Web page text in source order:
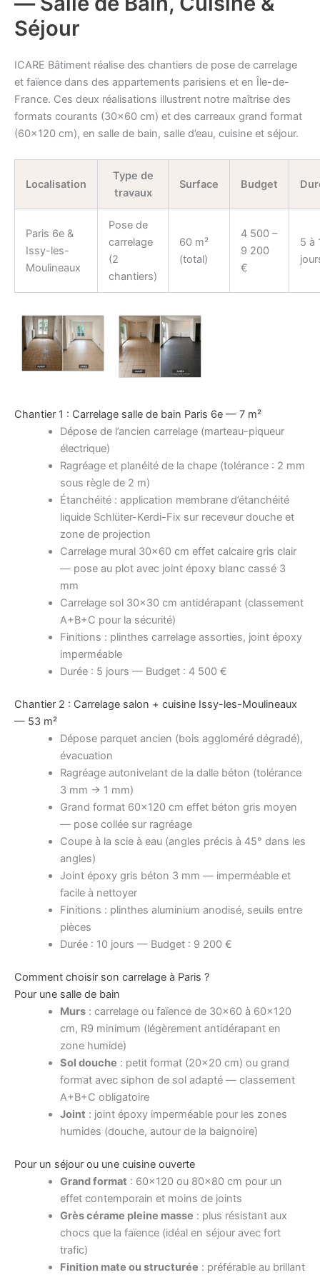
Séjour
ICARE Bâtiment réalise des chantiers de pose de carrelage
et faïence dans des appartements parisiens et en Île-de-
France. Ces deux réalisations illustrent notre maîtrise des
formats courants (30×60 cm) et des carreaux grand format
(60×120 cm), en salle de bain, salle d’eau, cuisine et séjour.
Localisation
Type de
travaux
Surface Budget
Paris 6e &
Issy-les-
Moulineaux
Pose de
carrelage
(2
chantiers)
60 m²
(total)
4 500 –
9 200
€
5 à
Chantier 1 : Carrelage salle de bain Paris 6e — 7 m²
Dépose de l’ancien carrelage (marteau-piqueur
électrique)
Ragréage et planéité de la chape (tolérance : 2 mm
sous règle de 2 m)
Étanchéité : application membrane d’étanchéité
liquide Schlüter-Kerdi-Fix sur receveur douche et
zone de projection
Carrelage mural 30×60 cm effet calcaire gris clair
— pose au plot avec joint époxy blanc cassé 3
mm
Carrelage sol 30×30 cm antidérapant (classement
A+B+C pour la sécurité)
Finitions : plinthes carrelage assorties, joint époxy
imperméable
Durée : 5 jours — Budget : 4 500 €
Chantier 2 : Carrelage salon + cuisine Issy-les-Moulineaux
— 53 m²
Dépose parquet ancien (bois aggloméré dégradé),
évacuation
Ragréage autonivelant de la dalle béton (tolérance
3 mm → 1 mm)
Grand format 60×120 cm effet béton gris moyen
— pose collée sur ragréage
Coupe à la scie à eau (angles précis à 45° dans les
angles)
Joint époxy gris béton 3 mm — imperméable et
facile à nettoyer
Finitions : plinthes aluminium anodisé, seuils entre
pièces
Durée : 10 jours — Budget : 9 200 €
Comment choisir son carrelage à Paris ?
Pour une salle de bain
Murs: carrelage ou faïence de 30×60 à 60×120
cm, R9 minimum (légèrement antidérapant en
zone humide)
Sol douche : petit format (20×20 cm) ou grand
format avec siphon de sol adapté — classement
A+B+C obligatoire
Joint : joint époxy imperméable pour les zones
humides (douche, autour de la baignoire)
Pour un séjour ou une cuisine ouverte
Grand format : 60×120 ou 80×80 cm pour un
effet contemporain et moins de joints
Grès cérame pleine masse : plus résistant aux
chocs que la faïence (idéal en séjour avec fort
trafic)
Finition mate ou structurée : préférable au brillant